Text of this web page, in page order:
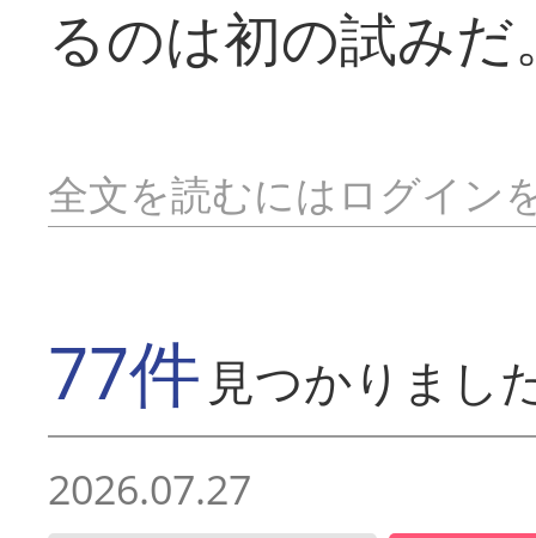
るのは初の試みだ
全文を読むにはログイン
77件 見つかりまし
2026.07.27